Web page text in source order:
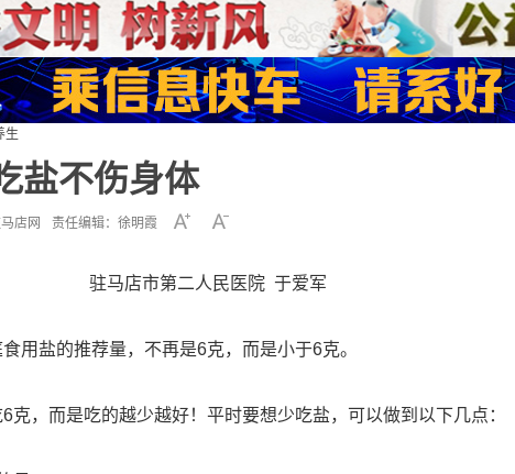
生
盐不伤身体
店网 责任编辑：徐明霞
驻马店市第二人民医院 于爱军
用盐的推荐量，不再是6克，而是小于6克。
克，而是吃的越少越好！平时要想少吃盐，可以做到以下几点：